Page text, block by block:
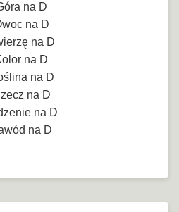
na D
na D
na D
na D
na D
na D
na D
na D